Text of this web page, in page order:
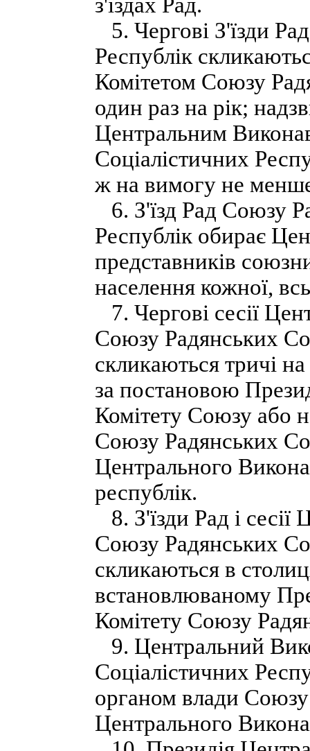
5. Чергові З'їзди
Республік
Комітетом Союзу
один раз на рік;
Центральним
Соціалістичних
ж на вимогу не
6. З'їзд Рад Союзу
Республік обирає
представників
населення кожної,
7. Чергові сесії
Союзу Радянських
скликаються тричі
за постановою
Комітету Союзу або
Союзу Радянських
Центрального
республік.
8. З'їзди Рад і
Союзу Радянських
скликаються в
встановлюваному
Комітету Союзу
9. Центральний
Соціалістичних
органом влади
Центрального